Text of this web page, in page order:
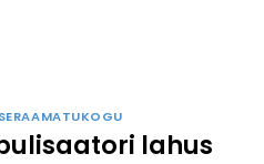
lahus